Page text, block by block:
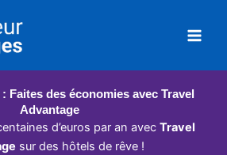
Faites des économies avec Travel
Advantage
d’euros par an avec Travel
sur des hôtels de rêve !